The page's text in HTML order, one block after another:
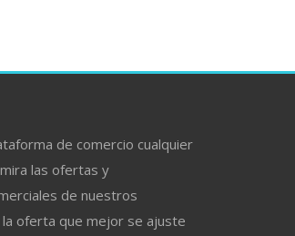
de comercio cualquier
las ofertas y
de nuestros
la oferta que mejor se ajuste